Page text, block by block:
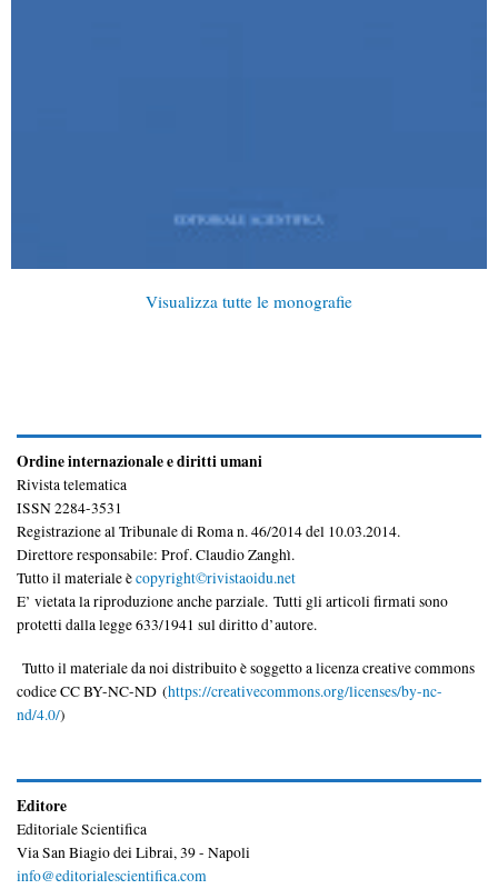
Visualizza tutte le monografie
Ordine internazionale e diritti umani
Rivista telematica
ISSN 2284-3531
Registrazione al Tribunale di Roma n. 46/2014 del 10.03.2014.
Direttore responsabile: Prof. Claudio Zanghì.
Tutto il materiale ècopyright©rivistaoidu.net
E’ vietata la riproduzione anche parziale. Tutti gli articoli firmati sono
protetti dalla legge 633/1941 sul diritto d’autore.
Tutto il materiale da noi distribuito è soggetto a licenza creative commons
codice CC BY-NC-ND (https://creativecommons.org/licenses/by-nc-
nd/4.0/)
Editore
Editoriale Scientifica
Via San Biagio dei Librai, 39 - Napoli
info@editorialescientifica.com